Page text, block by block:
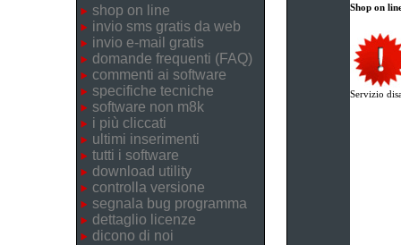
shop on line
invio sms gratis da web
invio e-mail gratis
domande frequenti (FAQ)
commenti ai software
specifiche tecniche
software non m8k
i più cliccati
ultimi inserimenti
tutti i software
download utility
controlla versione
segnala bug programma
dettaglio licenze
dicono di noi
Shop on
Servizio